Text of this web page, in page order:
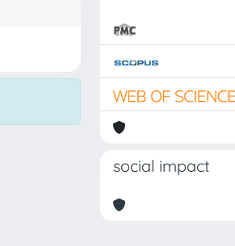
social impact